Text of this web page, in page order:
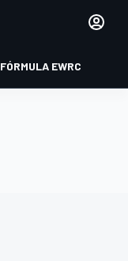
FÓRMULA EWRC